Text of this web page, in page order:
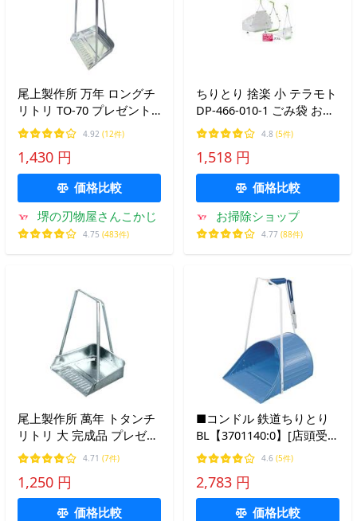
尾上製作所 万年 ロングチ
リトリ TO-70 プレゼント
おすすめ
4.92 (12件)
1,430 円
価格比較
堺の刃物屋さんこかじ
4.75 (483件)
ちりとり 捨楽 小 テラモト
DP-466-010-1 ごみ袋 お掃
除 清掃 チリトリ 売れ筋
4.8 (5件)
1,518 円
価格比較
お掃除ショップ
4.77 (88件)
尾上製作所 萬年 トタンチ
リトリ 大 完成品 プレゼン
ト おすすめ
4.71 (7件)
1,250 円
価格比較
■コンドル 鉄道ちりとり
BL【3701140:0】[店頭受取
不可]
4.6 (5件)
2,783 円
価格比較